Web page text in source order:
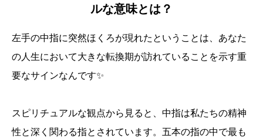
ルな意味とは？
左手の中指に突然ほくろが現れたということは、あなた
の人生において大きな転換期が訪れていることを示す重
要なサインなんです✨
スピリチュアルな観点から見ると、中指は私たちの精神
性と深く関わる指とされています。五本の指の中で最も